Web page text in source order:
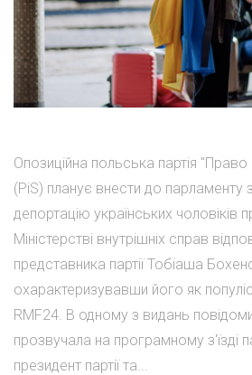
Опозиційна польська партія "Право
(PiS) планує внести до парламенту
депортацію українських чоловіків
Міністерстві внутрішніх справ
представника партії Тобіаша
охарактеризувавши його як
RMF24. В одному з видань
прозвучала на програмному з'їзді
президент партії та...